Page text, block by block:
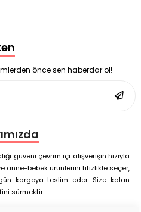
20 Flakon
ve Enerji Dengeleyici Topraklama
ve Enerji Dengeleyici Topraklama
önce sen haberdar ol!
güveni çevrim içi alışverişin hızıyla
anne-bebek ürünlerini titizlikle seçer,
kargoya teslim eder. Size kalan
sürmektir